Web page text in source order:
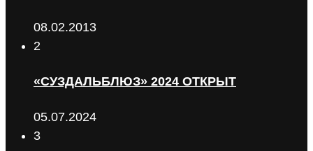
08.02.2013
2
«СУЗДАЛЬБЛЮЗ» 2024 ОТКРЫТ
05.07.2024
3